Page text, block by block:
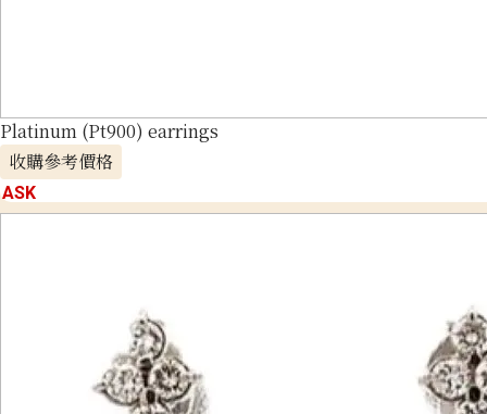
Platinum (Pt900) earrings
收購參考價格
ASK